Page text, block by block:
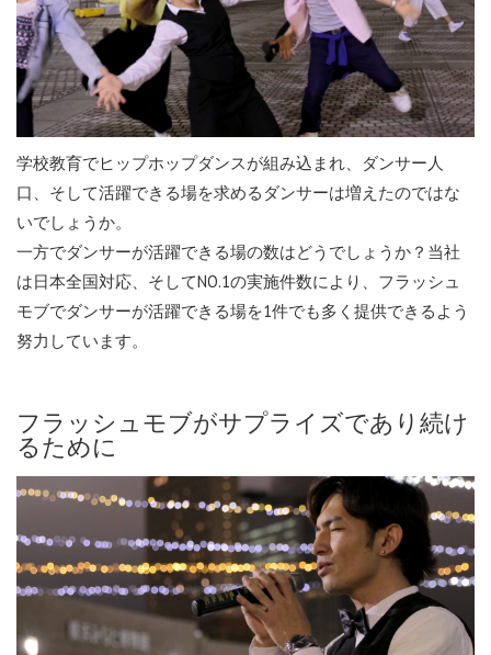
学校教育でヒップホップダンスが組み込まれ、ダンサー人
口、そして活躍できる場を求めるダンサーは増えたのではな
いでしょうか。
一方でダンサーが活躍できる場の数はどうでしょうか？当社
は日本全国対応、そしてNO.1の実施件数により、フラッシュ
モブでダンサーが活躍できる場を1件でも多く提供できるよう
努力しています。
フラッシュモブがサプライズであり続け
るために